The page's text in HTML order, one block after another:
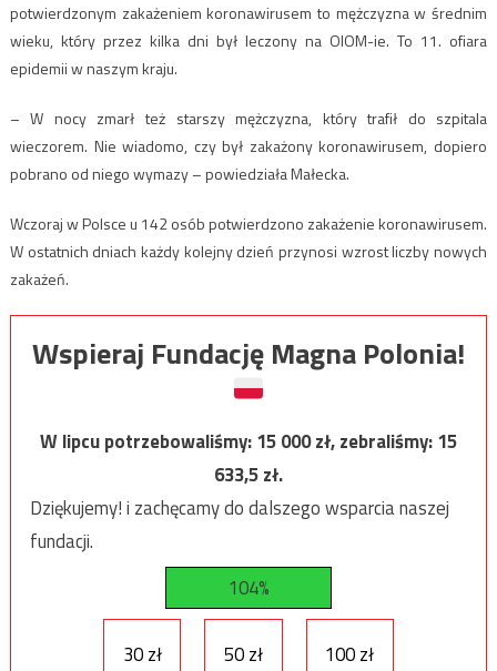
potwierdzonym zakażeniem koronawirusem to mężczyzna w średnim
wieku, który przez kilka dni był leczony na OIOM-ie. To 11. ofiara
epidemii w naszym kraju.
– W nocy zmarł też starszy mężczyzna, który trafił do szpitala
wieczorem. Nie wiadomo, czy był zakażony koronawirusem, dopiero
pobrano od niego wymazy – powiedziała Małecka.
Wczoraj w Polsce u 142 osób potwierdzono zakażenie koronawirusem.
W ostatnich dniach każdy kolejny dzień przynosi wzrost liczby nowych
zakażeń.
Wspieraj Fundację Magna Polonia!
W lipcu potrzebowaliśmy:15 000zł, zebraliśmy:15
633,5zł.
Dziękujemy! i zachęcamy do dalszego wsparcia naszej
fundacji.
104%
30 zł 50 zł 100 zł